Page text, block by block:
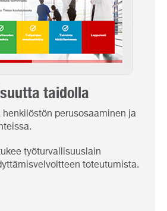
taidolla
henkilöstön perusosaaminen ja
työturvallisuuslain
toteutumista.